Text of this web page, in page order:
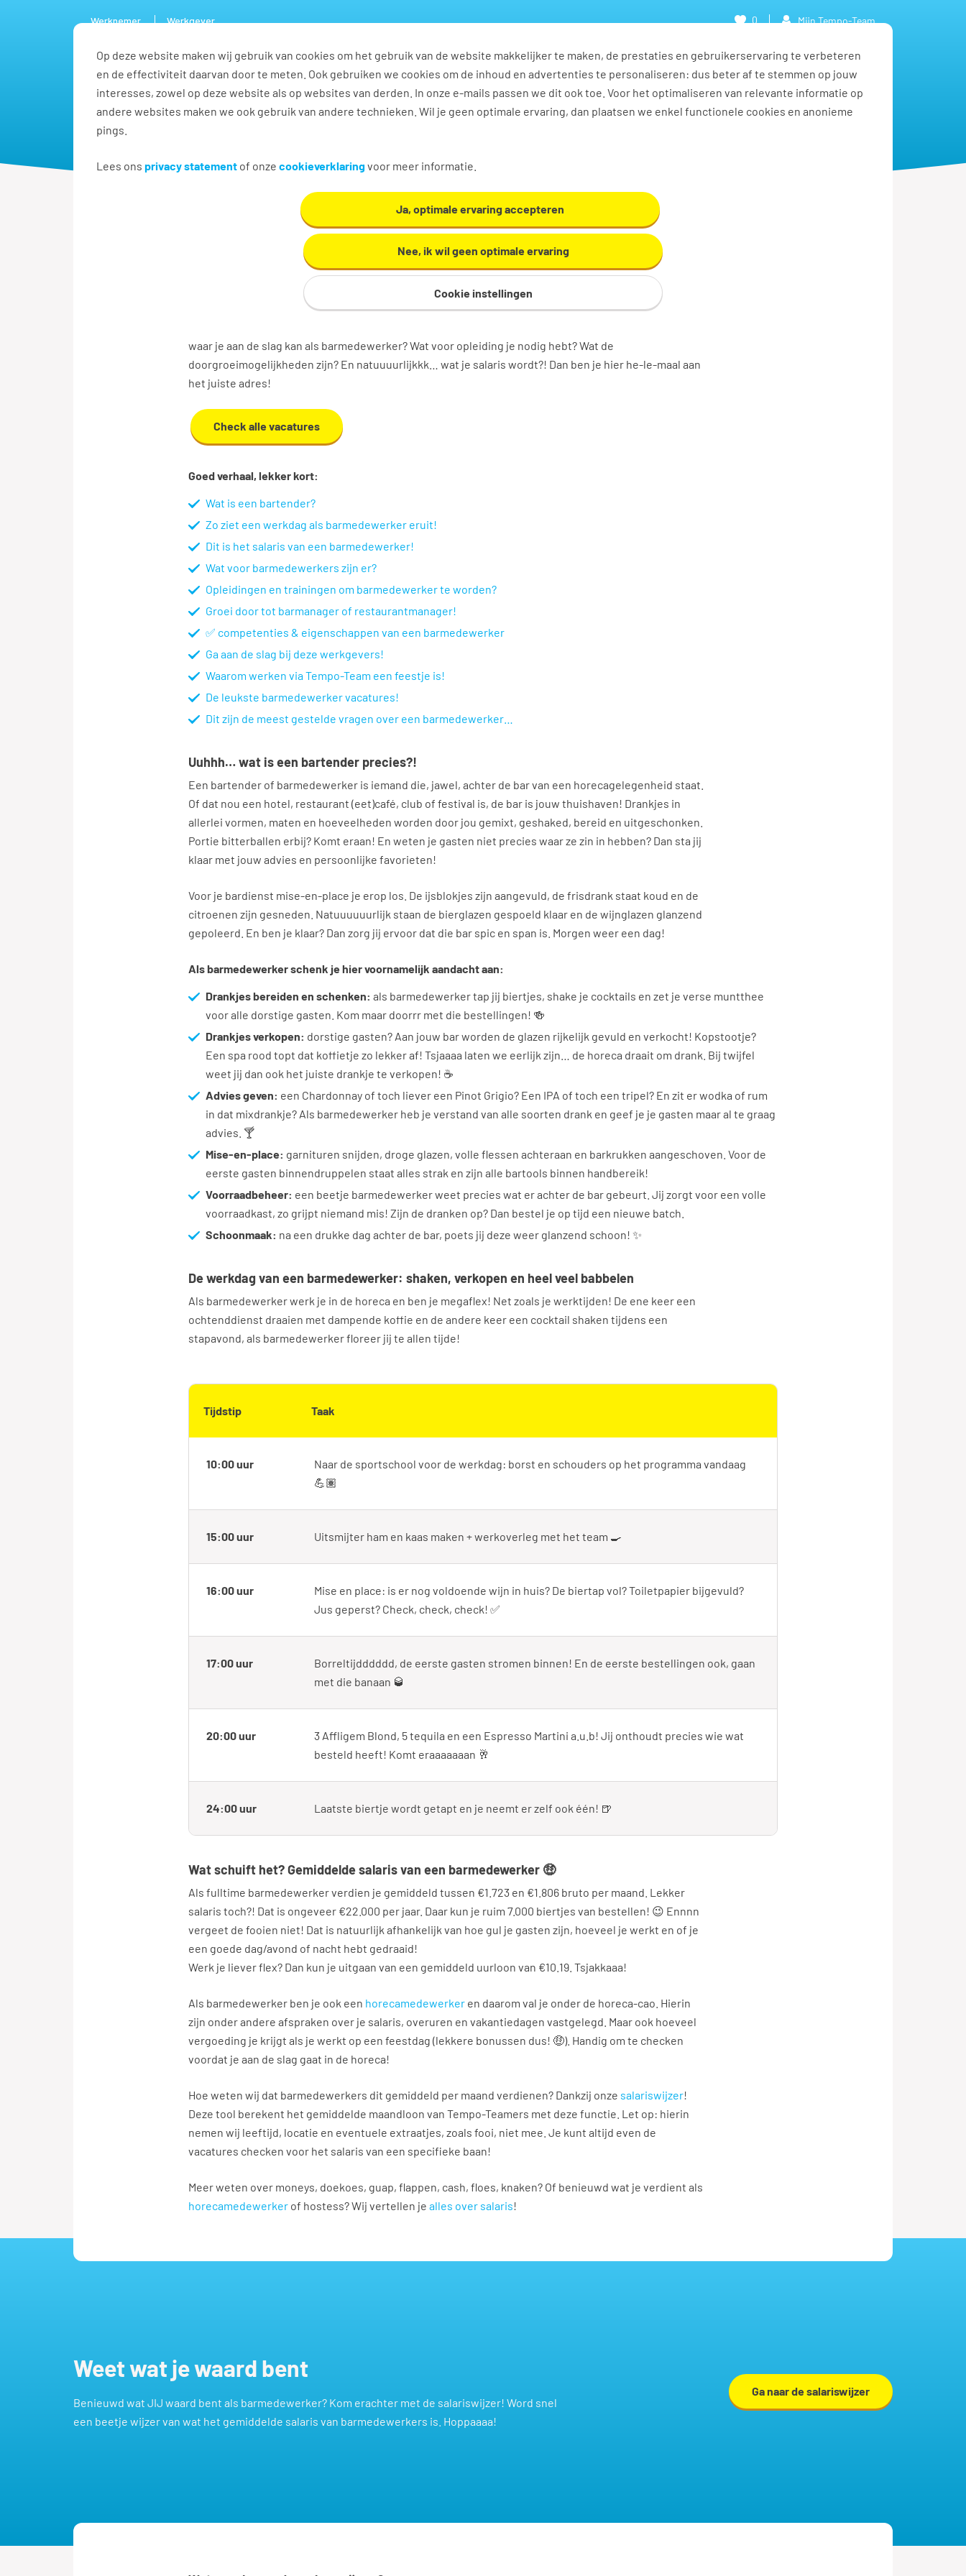
Op deze website maken wij gebruik van cookies om het gebruik van de website makkelijker te maken, de prestaties en gebruikerservaring te verbeteren
en de effectiviteit daarvan door te meten. Ook gebruiken we cookies om de inhoud en advertenties te personaliseren: dus beter af te stemmen op jouw
interesses, zowel op deze website als op websites van derden. In onze e-mails passen we dit ook toe. Voor het optimaliseren van relevante informatie op
andere websites maken we ook gebruik van andere technieken. Wil je geen optimale ervaring, dan plaatsen we enkel functionele cookies en anonieme
pings.
Lees ons privacy statement of onze cookieverklaringvoor meer informatie.
Ja, optimale ervaring accepteren
Nee, ik wil geen optimale ervaring
Cookie instellingen
Werknemer Werkgever
Vacatures Ontwikkel jezelf Werkplezier Contact
0 Mijn Tempo-Team
Barmedewerker
Werken als barmedewerker, iets voor jou?
Barmedewerker, barman, barvrouw, bartender; maakt niet uit hoe je het noemen wilt…. Belangrijkste is
dat met jouw grote glimlach en vlotte babbel de lekkerste drankjes over de bar heen rollen. Een
waar je aan de slag kan als barmedewerker? Wat voor opleiding je nodig hebt? Wat de
doorgroeimogelijkheden zijn? En natuuuurlijkkk… wat je salaris wordt?! Dan ben je hier he-le-maal aan
het juiste adres!
Check alle vacatures
Goed verhaal, lekker kort:
Wat is een bartender?
Zo ziet een werkdag als barmedewerker eruit!
Dit is het salaris van een barmedewerker!
Wat voor barmedewerkers zijn er?
Opleidingen en trainingen om barmedewerker te worden?
Groei door tot barmanager of restaurantmanager!
✅ competenties & eigenschappen van een barmedewerker
Ga aan de slag bij deze werkgevers!
Waarom werken via Tempo-Team een feestje is!
De leukste barmedewerker vacatures!
Dit zijn de meest gestelde vragen over een barmedewerker…
Uuhhh… wat is een bartender precies?!
Een bartender of barmedewerker is iemand die, jawel, achter de bar van een horecagelegenheid staat.
Of dat nou een hotel, restaurant (eet)café, club of festival is, de bar is jouw thuishaven! Drankjes in
allerlei vormen, maten en hoeveelheden worden door jou gemixt, geshaked, bereid en uitgeschonken.
Portie bitterballen erbij? Komt eraan! En weten je gasten niet precies waar ze zin in hebben? Dan sta jij
klaar met jouw advies en persoonlijke favorieten!
Voor je bardienst mise-en-place je erop los. De ijsblokjes zijn aangevuld, de frisdrank staat koud en de
citroenen zijn gesneden. Natuuuuuurlijk staan de bierglazen gespoeld klaar en de wijnglazen glanzend
gepoleerd. En ben je klaar? Dan zorg jij ervoor dat die bar spic en span is. Morgen weer een dag!
Als barmedewerker schenk je hier voornamelijk aandacht aan:
Drankjes bereiden en schenken: als barmedewerker tap jij biertjes, shake je cocktails en zet je verse muntthee
voor alle dorstige gasten. Kom maar doorrr met die bestellingen! 🍻
Drankjes verkopen: dorstige gasten? Aan jouw bar worden de glazen rijkelijk gevuld en verkocht! Kopstootje?
Een spa rood topt dat koffietje zo lekker af! Tsjaaaa laten we eerlijk zijn… de horeca draait om drank. Bij twijfel
weet jij dan ook het juiste drankje te verkopen! ☕
Advies geven: een Chardonnay of toch liever een Pinot Grigio? Een IPA of toch een tripel? En zit er wodka of rum
in dat mixdrankje? Als barmedewerker heb je verstand van alle soorten drank en geef je je gasten maar al te graag
advies. 🍸
Mise-en-place: garnituren snijden, droge glazen, volle flessen achteraan en barkrukken aangeschoven. Voor de
eerste gasten binnendruppelen staat alles strak en zijn alle bartools binnen handbereik!
Voorraadbeheer: een beetje barmedewerker weet precies wat er achter de bar gebeurt. Jij zorgt voor een volle
voorraadkast, zo grijpt niemand mis! Zijn de dranken op? Dan bestel je op tijd een nieuwe batch.
Schoonmaak: na een drukke dag achter de bar, poets jij deze weer glanzend schoon! ✨
De werkdag van een barmedewerker: shaken, verkopen en heel veel babbelen
Als barmedewerker werk je in de horeca en ben je megaflex! Net zoals je werktijden! De ene keer een
ochtenddienst draaien met dampende koffie en de andere keer een cocktail shaken tijdens een
stapavond, als barmedewerker floreer jij te allen tijde!
Tijdstip Taak
10:00 uur
Naar de sportschool voor de werkdag: borst en schouders op het programma vandaag
💪🏽
15:00 uur Uitsmijter ham en kaas maken + werkoverleg met het team 🍳
16:00 uur
Mise en place: is er nog voldoende wijn in huis? De biertap vol? Toiletpapier bijgevuld?
Jus geperst? Check, check, check! ✅
17:00 uur
Borreltijdddddd, de eerste gasten stromen binnen! En de eerste bestellingen ook, gaan
met die banaan 🥃
20:00 uur
3 Affligem Blond, 5 tequila en een Espresso Martini a.u.b! Jij onthoudt precies wie wat
besteld heeft! Komt eraaaaaaan 🥂
24:00 uur Laatste biertje wordt getapt en je neemt er zelf ook één! 🍺
Wat schuift het? Gemiddelde salaris van een barmedewerker 🤑
Als fulltime barmedewerker verdien je gemiddeld tussen €1.723 en €1.806 bruto per maand. Lekker
salaris toch?! Dat is ongeveer €22.000 per jaar. Daar kun je ruim 7.000 biertjes van bestellen! 😉 Ennnn
vergeet de fooien niet! Dat is natuurlijk afhankelijk van hoe gul je gasten zijn, hoeveel je werkt en of je
een goede dag/avond of nacht hebt gedraaid!
Werk je liever flex? Dan kun je uitgaan van een gemiddeld uurloon van €10.19. Tsjakkaaa!
Als barmedewerker ben je ook een horecamedewerker en daarom val je onder de horeca-cao. Hierin
zijn onder andere afspraken over je salaris, overuren en vakantiedagen vastgelegd. Maar ook hoeveel
vergoeding je krijgt als je werkt op een feestdag (lekkere bonussen dus! 🤑). Handig om te checken
voordat je aan de slag gaat in de horeca!
Hoe weten wij dat barmedewerkers dit gemiddeld per maand verdienen? Dankzij onze salariswijzer!
Deze tool berekent het gemiddelde maandloon van Tempo-Teamers met deze functie. Let op: hierin
nemen wij leeftijd, locatie en eventuele extraatjes, zoals fooi, niet mee. Je kunt altijd even de
vacatures checken voor het salaris van een specifieke baan!
Meer weten over moneys, doekoes, guap, flappen, cash, floes, knaken? Of benieuwd wat je verdient als
horecamedewerker of hostess? Wij vertellen je alles over salaris!
Weet wat je waard bent
Benieuwd wat JIJ waard bent als barmedewerker? Kom erachter met de salariswijzer! Word snel
een beetje wijzer van wat het gemiddelde salaris van barmedewerkers is. Hoppaaaa!
Ga naar de salariswijzer